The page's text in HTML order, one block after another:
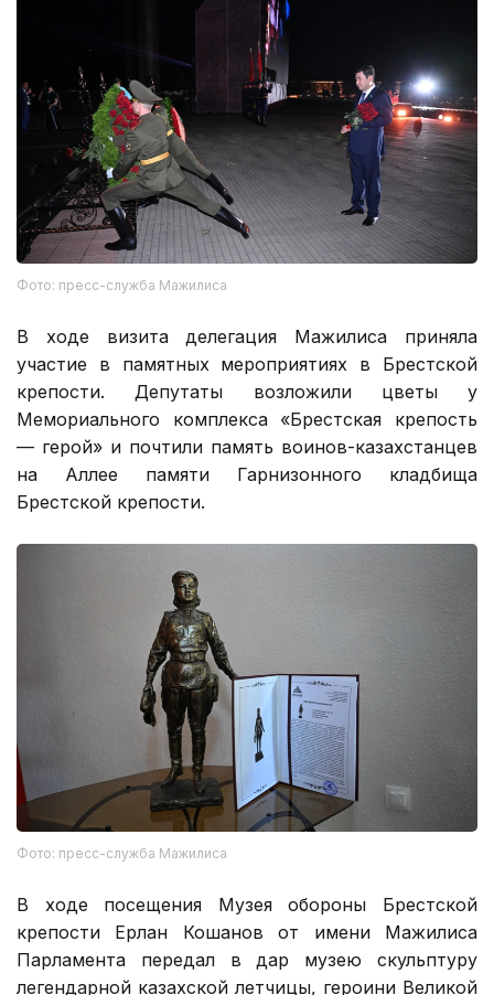
Фото: пресс-служба Мажилиса
В ходе визита делегация Мажилиса приняла
участие в памятных мероприятиях в Брестской
крепости. Депутаты возложили цветы у
Мемориального комплекса «Брестская крепость
— герой» и почтили память воинов-казахстанцев
на Аллее памяти Гарнизонного кладбища
Брестской крепости.
Фото: пресс-служба Мажилиса
В ходе посещения Музея обороны Брестской
крепости Ерлан Кошанов от имени Мажилиса
Парламента передал в дар музею скульптуру
легендарной казахской летчицы, героини Великой